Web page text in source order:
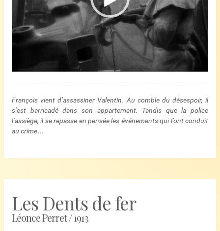
François vient d’assassiner Valentin. Au comble du désespoir, il
s’est barricadé dans son appartement. Tandis que la police
l’assiège, il se repasse en pensée les événements qui l’ont conduit
au crime…
Les Dents de fer
Léonce Perret / 1913